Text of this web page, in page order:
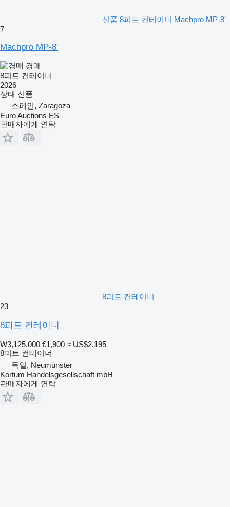
신품 8피트 컨테이너 Machpro MP-8'
7
Machpro MP-8'
경매
8피트 컨테이너
2026
상태 신품
스페인, Zaragoza
Euro Auctions ES
판매자에게 연락
8피트 컨테이너
23
8피트 컨테이너
₩3,125,000 €1,900 ≈ US$2,195
8피트 컨테이너
독일, Neumünster
Kortum Handelsgesellschaft mbH
판매자에게 연락